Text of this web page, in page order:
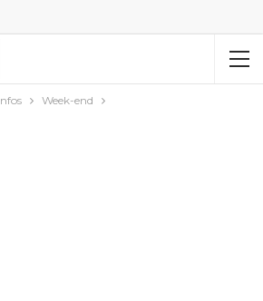
Week-end